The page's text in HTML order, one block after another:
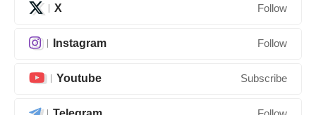
X Follow
Instagram Follow
Youtube Subscribe